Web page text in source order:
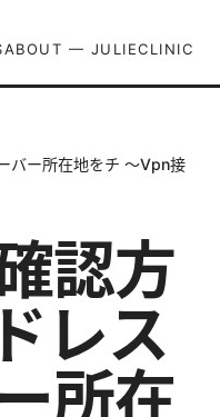
ABOUT — JULIECLINIC
バー所在地をチ 〜Vpn接
認方
レス
所在